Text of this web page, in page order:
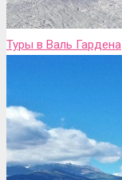
Туры в Валь Гардена